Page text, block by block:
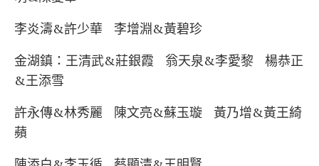
李炎濤&許少華 李增淵&黃碧珍
金湖鎮：王清武&莊銀霞 翁天泉&李愛黎 楊恭正
&王添雪
許永傳&林秀麗 陳文亮&蘇玉璇 黃乃增&黃王綺
蘋